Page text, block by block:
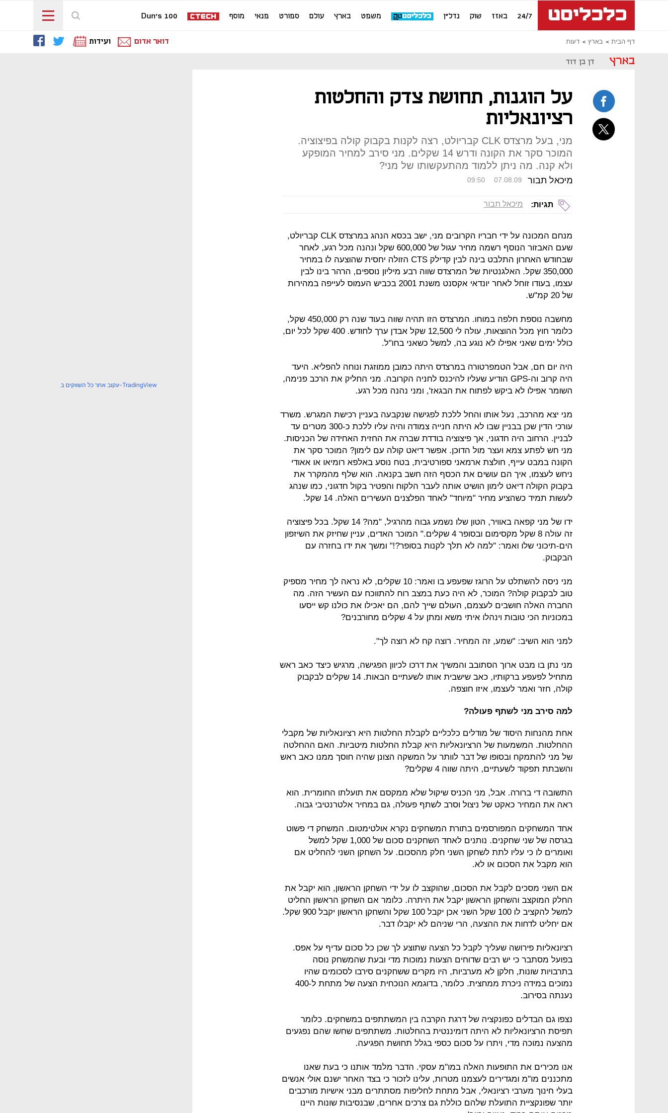
24/7 באזז שוק נדל"ן משפט בארץ עולם ספורט פנאי מוסף Dun's 100
דף הבית בארץ דעות דואר אדום ועידות
בארץ דן בן דוד
על הוגנות, תחושת צדק והחלטות
רציונאליות
מני, בעל מרצדס CLK קבריולט, רצה לקנות בקבוק קולה בפיצוציה.
המוכר סקר את הקונה ודרש 14 שקלים. מני סירב למחיר המופקע
ולא קנה. מה ניתן ללמוד מהתעקשותו של מני?
מיכאל תבור 09:50 07.08.09
תגיות: מיכאל תבור
מנחם המכונה על ידי חבריו הקרובים מני, ישב בכסא הנהג במרצדס CLK קבריולט,
שעם האבזור הנוסף רשמה מחיר עגול של 600,000 שקל ונהנה מכל רגע, לאחר
שבחודש האחרון התלבט בינה לבין קדילק CTS הזולה יחסית שהוצעה לו במחיר
350,000 שקל. האלגנטיות של המרצדס שווה רבע מיליון נוספים, הרהר בינו לבין
עצמו, בעודו זוחל לאחר יונדאי אקסנט משנת 2001 בכביש העמוס לעייפה במהירות
של 20 קמ"ש.
מחשבה נוספת חלפה במוחו. המרצדס הזו תהיה שווה בעוד שנה רק 450,000 שקל,
כלומר חוץ מכל ההוצאות, עולה לי 12,500 שקל אבדן ערך לחודש. 400 שקל לכל יום,
כולל ימים שאני אפילו לא נוגע בה, למשל כשאני בחו"ל.
היה יום חם, אבל הטמפרטורה במרצדס היתה כמובן ממוזגת ונוחה להפליא. היעד
היה קרוב וה-GPS הודיע שעליו להיכנס לחניה הקרובה. מני החליק את הרכב פנימה,
השומר אפילו לא ביקש לפתוח את הבגאז', ומני נהנה מכל רגע.
מני יצא מהרכב, נעל אותו והחל ללכת לפגישה שנקבעה בעניין רכישת המגרש. משרד
עורכי הדין שכן בבניין שבו לא היתה חנייה צמודה והיה עליו ללכת כ-300 מטרים עד
לבניין. הרחוב היה חדגוני, אך פיצוציה בודדת שברה את החזית האחידה של הכניסות.
מני חש לפתע צמא ועצר מול הדוכן. אפשר דיאט קולה עם לימון? המוכר סקר את
הקונה במבט עייף, חולצת ארמאני ספורטיבית, בטח נוסע באלפא רומיאו או אאודי
ניחש לעצמו, איך הם עושים את הכסף הזה חשב בקנאה. הוא שלף מהמקרר את
בקבוק הקולה דיאט לימון הושיט אותה לעבר הלקוח והפטיר בקול חדגוני, כמו שנהג
לעשות תמיד כשהציע מחיר "מיוחד" לאחד הפלצנים העשירים האלה. 14 שקל.
ידו של מני קפאה באוויר, הטון שלו נשמע גבוה מהרגיל, "מה? 14 שקל. בכל פיצוציה
זה עולה 8 שקל מקסימום ובסופר 4 שקלים." המוכר האדים, עניין שחיזק את השיזפון
הים-תיכוני שלו ואמר: "למה לא תלך לקנות בסופר?!" ומשך את ידו בחזרה עם
הבקבוק.
מני ניסה להשתלט על הרוגז שפעפע בו ואמר: 10 שקלים, לא נראה לך מחיר מספיק
טוב לבקבוק קולה? המוכר, לא היה כעת במצב רוח להתווכח עם העשיר הזה. מה
החברה האלה חושבים לעצמם, העולם שייך להם, הם יאכילו את כולנו קש ייסעו
במכוניות הכי טובות וינהלו איתי משא ומתן על 4 שקלים מחורבנים?
למני הוא השיב: "שמע, זה המחיר. רוצה קח לא רוצה לך".
מני נתן בו מבט ארוך הסתובב והמשיך את דרכו לכיוון הפגישה, מרגיש כיצד כאב ראש
מתחיל לפעפע ברקותיו, כאב שישבית אותו לשעתיים הבאות. 14 שקלים לבקבוק
קולה, חזר ואמר לעצמו, איזו חוצפה.
למה סירב מני לשתף פעולה?
אחת מהנחות היסוד של מודלים כלכליים לקבלת החלטות היא רציונאליות של מקבלי
ההחלטות. המשמעות של הרציונאליות היא קבלת החלטות מיטביות. האם ההחלטה
של מני להתמקח ובסופו של דבר לוותר על המשקה הצונן שהיה חוסך ממנו כאב ראש
והשבתת תפקוד לשעתיים, היתה שווה 4 שקלים?
התשובה די ברורה. אבל, מני הכניס שיקול שלא ממקסם את תועלתו החומרית. הוא
ראה את המחיר כאקט של ניצול וסרב לשתף פעולה, גם במחיר אלטרנטיבי גבוה.
אחד המשחקים המפורסמים בתורת המשחקים נקרא אולטימטום. המשחק די פשוט
בגרסה של שני שחקנים. נותנים לאחד השחקנים סכום של 1,000 שקל למשל
ואומרים לו כי עליו לתת לשחקן השני חלק מהסכום. על השחקן השני להחליט אם
הוא מקבל את הסכום או לא.
אם השני מסכים לקבל את הסכום, שהוקצב לו על ידי השחקן הראשון, הוא יקבל את
החלק המוקצב והשחקן הראשון יקבל את היתרה. כלומר אם השחקן הראשון החליט
למשל להקציב לו 100 שקל השני אכן יקבל 100 שקל והשחקן הראשון יקבל 900 שקל.
אם יחליט לדחות את ההצעה, הרי שניהם לא יקבלו דבר.
רציונאליות פירושה שעליך לקבל כל הצעה שתוצע לך שכן כל סכום עדיף על אפס.
בפועל מסתבר כי יש רבים שדוחים הצעות נמוכות מדי ובעת שהמשחק נוסה
בתרבויות שונות, חלקן לא מערביות, היו מקרים ששחקנים סירבו לסכומים שהיו
נמוכים במידה ניכרת ממחצית. כלומר, בדוגמא הנוכחית הצעה של מתחת ל-400
נענתה בסירוב.
נצפו גם הבדלים כפונקציה של דרגת הקרבה בין המשתתפים במשחקים. כלומר
תפיסת הרציונאליות לא היתה דומיננטית בהחלטות. משתתפים שחשו שהם נפגעים
מהצעה נמוכה מדי, ויתרו על סכום כספי בגלל תחושת הפגיעה.
אנו מכירים את התופעות האלה במו"מ עסקי. הדבר מלמד אותנו כי בעת שאנו
מתכננים מו"מ ומגדירים לעצמנו מטרות, עלינו לזכור כי בצד האחר ישנם אולי אנשים
בעלי חינוך מערבי רציונאלי, אבל מתחת לחליפות מסתתרים מבני אישיות מורכבים
יותר שפונקציית התועלת שלהם כוללת גם צרכים אחרים, שבנסיבות שונות היינו
עקוב אחר כל השווקים ב-TradingView